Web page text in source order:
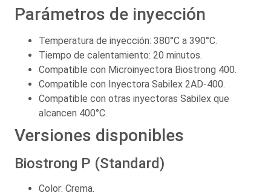
Parámetros de inyección
Temperatura de inyección: 380°C a 390°C.
Tiempo de calentamiento: 20 minutos.
Compatible con Microinyectora Biostrong 400.
Compatible con Inyectora Sabilex 2AD-400.
Compatible con otras inyectoras Sabilex que
alcancen 400°C.
Versiones disponibles
Biostrong P (Standard)
Color: Crema.